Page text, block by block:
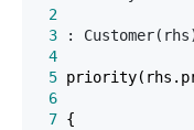
2
3 :
4
5
6
7